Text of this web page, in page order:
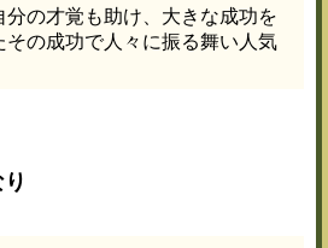
の才覚も助け、大きな成功を
の成功で人々に振る舞い人気